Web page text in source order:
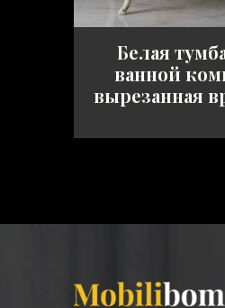
Белая
ванной
вырезанная